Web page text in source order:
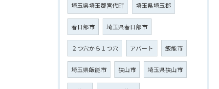
埼玉県埼玉郡宮代町 埼玉県埼玉郡
春日部市 埼玉県春日部市
２つ穴から１つ穴 アパート 飯能市
埼玉県飯能市 狭山市 埼玉県狭山市